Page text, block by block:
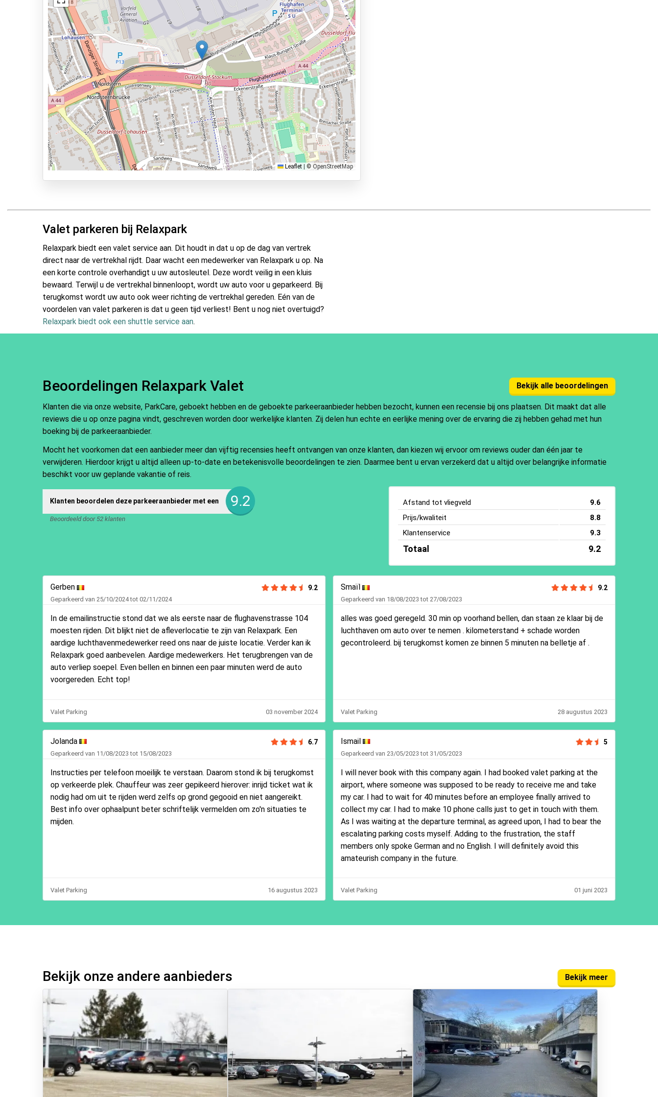
Status van de auto
Voertuig onderhoud mogelijk
Services
Geopend van 03:00 - 00:00
Vooraf reserveren
100m naar vertrekhal
Parkeervormen
Shuttle Parking
Valet Parking
Leaflet © OpenStreetMap
Valet parkeren bij Relaxpark
Relaxpark biedt een valet service aan. Dit houdt in dat u op de dag van vertrek
direct naar de vertrekhal rijdt. Daar wacht een medewerker van Relaxpark u op. Na
een korte controle overhandigt u uw autosleutel. Deze wordt veilig in een kluis
bewaard. Terwijl u de vertrekhal binnenloopt, wordt uw auto voor u geparkeerd. Bij
terugkomst wordt uw auto ook weer richting de vertrekhal gereden. Eén van de
voordelen van valet parkeren is dat u geen tijd verliest! Bent u nog niet overtuigd?
Relaxpark biedt ook een shuttle service aan.
Beoordelingen Relaxpark Valet Bekijk alle beoordelingen
Klanten die via onze website, ParkCare, geboekt hebben en de geboekte parkeeraanbieder hebben bezocht, kunnen een recensie bij ons plaatsen. Dit maakt dat alle
reviews die u op onze pagina vindt, geschreven worden door werkelijke klanten. Zij delen hun echte en eerlijke mening over de ervaring die zij hebben gehad met hun
boeking bij de parkeeraanbieder.
Mocht het voorkomen dat een aanbieder meer dan vijftig recensies heeft ontvangen van onze klanten, dan kiezen wij ervoor om reviews ouder dan één jaar te
verwijderen. Hierdoor krijgt u altijd alleen up-to-date en betekenisvolle beoordelingen te zien. Daarmee bent u ervan verzekerd dat u altijd over belangrijke informatie
beschikt voor uw geplande vakantie of reis.
Klanten beoordelen deze parkeeraanbieder met een 9.2
Beoordeeld door 52 klanten
Afstand tot vliegveld
9.6
Prijs/kwaliteit
8.8
Klantenservice
9.3
Totaal 9.2
Gerben 9.2
Geparkeerd van 25/10/2024 tot 02/11/2024
In de emailinstructie stond dat we als eerste naar de flughavenstrasse 104
moesten rijden. Dit blijkt niet de afleverlocatie te zijn van Relaxpark. Een
aardige luchthavenmedewerker reed ons naar de juiste locatie. Verder kan ik
Relaxpark goed aanbevelen. Aardige medewerkers. Het terugbrengen van de
auto verliep soepel. Even bellen en binnen een paar minuten werd de auto
voorgereden. Echt top!
Valet Parking 03 november 2024
Smaïl 9.2
Geparkeerd van 18/08/2023 tot 27/08/2023
alles was goed geregeld. 30 min op voorhand bellen, dan staan ze klaar bij de
luchthaven om auto over te nemen . kilometerstand + schade worden
gecontroleerd. bij terugkomst komen ze binnen 5 minuten na belletje af .
Valet Parking 28 augustus 2023
Jolanda 6.7
Geparkeerd van 11/08/2023 tot 15/08/2023
Instructies per telefoon moeilijk te verstaan. Daarom stond ik bij terugkomst
op verkeerde plek. Chauffeur was zeer gepikeerd hierover: inrijd ticket wat ik
nodig had om uit te rijden werd zelfs op grond gegooid en niet aangereikt.
Best info over ophaalpunt beter schriftelijk vermelden om zo'n situaties te
mijden.
Valet Parking 16 augustus 2023
Ismail 5
Geparkeerd van 23/05/2023 tot 31/05/2023
I will never book with this company again. I had booked valet parking at the
airport, where someone was supposed to be ready to receive me and take
my car. I had to wait for 40 minutes before an employee finally arrived to
collect my car. I had to make 10 phone calls just to get in touch with them.
As I was waiting at the departure terminal, as agreed upon, I had to bear the
escalating parking costs myself. Adding to the frustration, the staff
members only spoke German and no English. I will definitely avoid this
amateurish company in the future.
Valet Parking 01 juni 2023
Bekijk onze andere aanbieders Bekijk meer